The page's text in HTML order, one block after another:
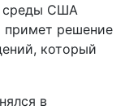
среды США
примет решение
который
в